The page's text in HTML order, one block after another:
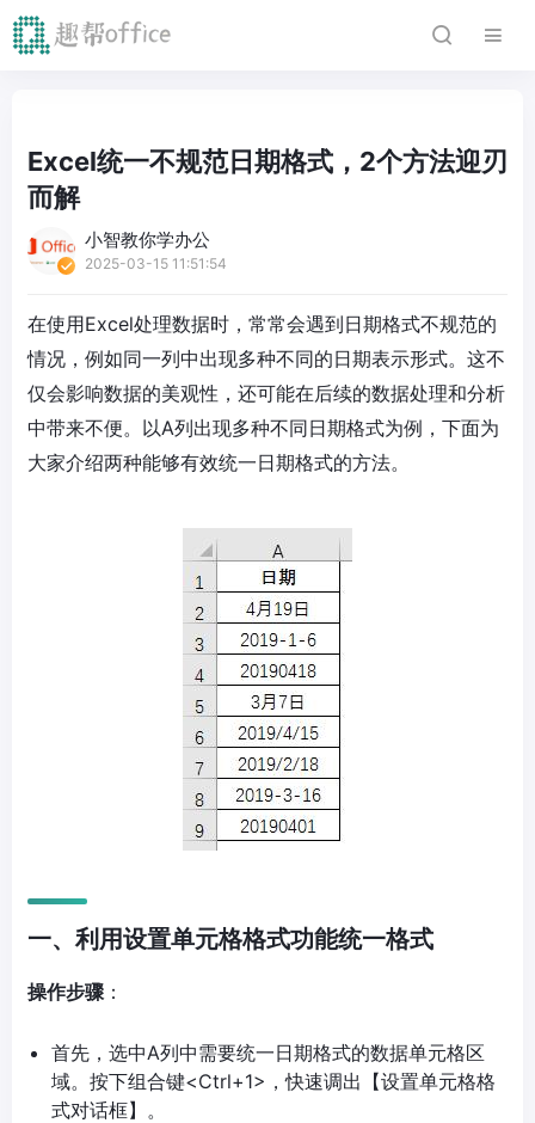
Excel统一不规范日期格式，2个方法迎刃
而解
小智教你学办公
2025-03-15 11:51:54
在使用Excel处理数据时，常常会遇到日期格式不规范的
情况，例如同一列中出现多种不同的日期表示形式。这不
仅会影响数据的美观性，还可能在后续的数据处理和分析
中带来不便。以A列出现多种不同日期格式为例，下面为
大家介绍两种能够有效统一日期格式的方法。
一、利用设置单元格格式功能统一格式
操作步骤：
首先，选中A列中需要统一日期格式的数据单元格区
域。按下组合键<Ctrl+1>，快速调出【设置单元格格
式对话框】。